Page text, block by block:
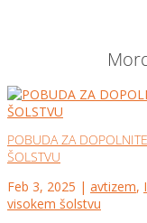
POBUDA ZA
ŠOLSTVU
Feb 3, 2025 | avtizem,
visokem šolstvu